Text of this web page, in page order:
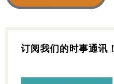
订阅我们的时事通讯！